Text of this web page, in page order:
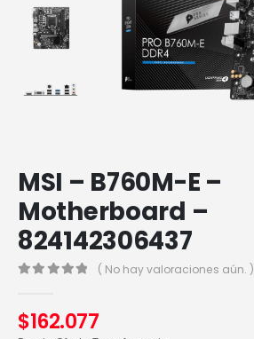
MSI – B760M-E –
Motherboard –
824142306437
( No hay valoraciones aún. )
$162.077